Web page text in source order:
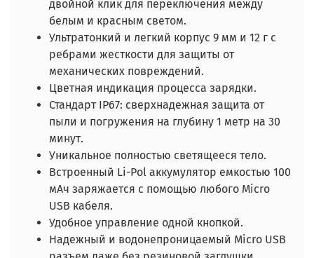
двойной клик для переключения между
белым и красным светом.
Ультратонкий и легкий корпус 9 мм и 12 г с
ребрами жесткости для защиты от
механических повреждений.
Цветная индикация процесса зарядки.
Стандарт IP67: сверхнадежная защита от
пыли и погружения на глубину 1 метр на 30
минут.
Уникальное полностью светящееся тело.
Встроенный Li-Pol аккумулятор емкостью 100
мАч заряжается с помощью любого Micro
USB кабеля.
Удобное управление одной кнопкой.
Надежный и водонепроницаемый Micro USB